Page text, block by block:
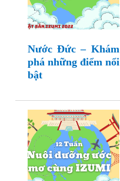
Nước Đức – Khám
phá những điểm nổi
bật